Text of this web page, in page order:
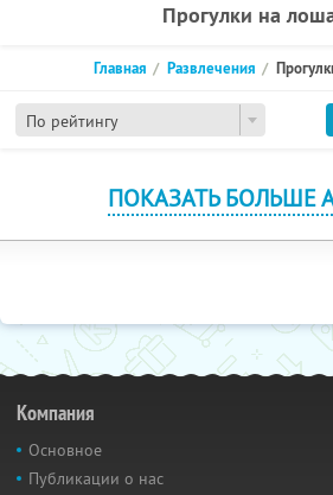
Прогулки на
По рейтингу
Главная Развлечения
ПОКАЗАТЬ БОЛЬШЕ
Компания
Основное
Публикации о нас